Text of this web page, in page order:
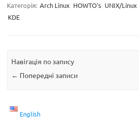
Категорія: Arch Linux HOWTO's UNIX/Linux
KDE
Навігація по запису
← Попередні записи
English